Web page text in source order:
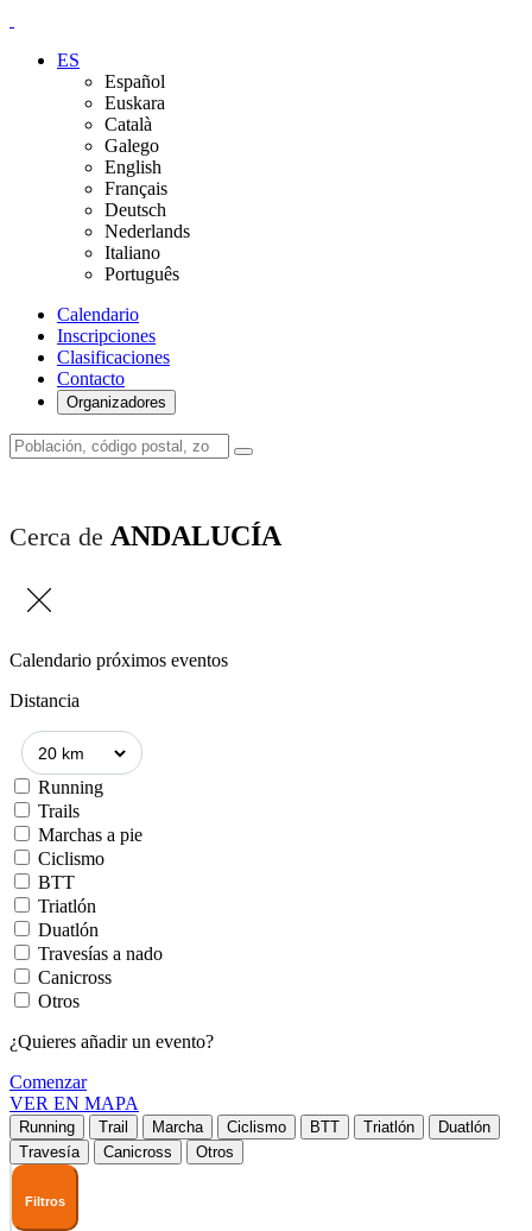
ES
Español
Euskara
Català
Galego
English
Français
Deutsch
Nederlands
Italiano
Português
Calendario
Inscripciones
Clasificaciones
Contacto
Organizadores
Cerca de ANDALUCÍA
Calendario próximos eventos
Distancia
Running
Trails
Marchas a pie
Ciclismo
BTT
Triatlón
Duatlón
Travesías a nado
Canicross
Otros
¿Quieres añadir un evento?
Comenzar
VER EN MAPA
Running Trail Marcha Ciclismo BTT Triatlón
Duatlón
Travesía
Canicross Otros
Filtros